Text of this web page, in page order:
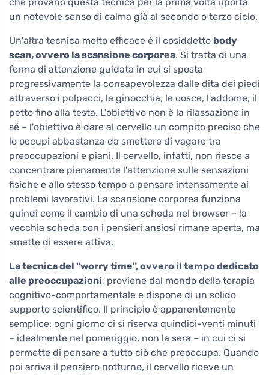
un notevole senso di calma già al secondo o terzo ciclo.
Un'altra tecnica molto efficace è il cosiddetto body
scan, ovvero la scansione corporea. Si tratta di una
forma di attenzione guidata in cui si sposta
progressivamente la consapevolezza dalle dita dei piedi
attraverso i polpacci, le ginocchia, le cosce, l'addome, il
petto fino alla testa. L'obiettivo non è la rilassazione in
sé – l'obiettivo è dare al cervello un compito preciso che
lo occupi abbastanza da smettere di vagare tra
preoccupazioni e piani. Il cervello, infatti, non riesce a
concentrare pienamente l'attenzione sulle sensazioni
fisiche e allo stesso tempo a pensare intensamente ai
problemi lavorativi. La scansione corporea funziona
quindi come il cambio di una scheda nel browser – la
vecchia scheda con i pensieri ansiosi rimane aperta, ma
smette di essere attiva.
La tecnica del "worry time", ovvero il tempo dedicato
alle preoccupazioni, proviene dal mondo della terapia
cognitivo-comportamentale e dispone di un solido
supporto scientifico. Il principio è apparentemente
semplice: ogni giorno ci si riserva quindici-venti minuti
– idealmente nel pomeriggio, non la sera – in cui ci si
permette di pensare a tutto ciò che preoccupa. Quando
poi arriva il pensiero notturno, il cervello riceve un